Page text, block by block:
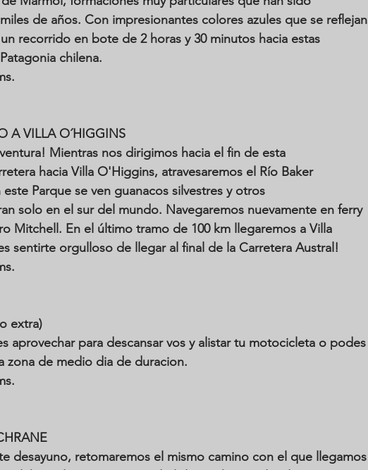
de años. Con impresionantes colores azules que se reflejan
recorrido en bote de 2 horas y 30 minutos hacia estas
chilena.
A VILLA O´HIGGINS
Mientras nos dirigimos hacia el fin de esta
hacia Villa O'Higgins, atravesaremos el Río Baker
Parque se ven guanacos silvestres y otros
solo en el sur del mundo. Navegaremos nuevamente en ferry
Mitchell. En el último tramo de 100 km llegaremos a Villa
sentirte orgulloso de llegar al final de la Carretera Austral!
extra)
aprovechar para descansar vos y alistar tu motocicleta o podes
zona de medio dia de duracion.
desayuno, retomaremos el mismo camino con el que llegamos